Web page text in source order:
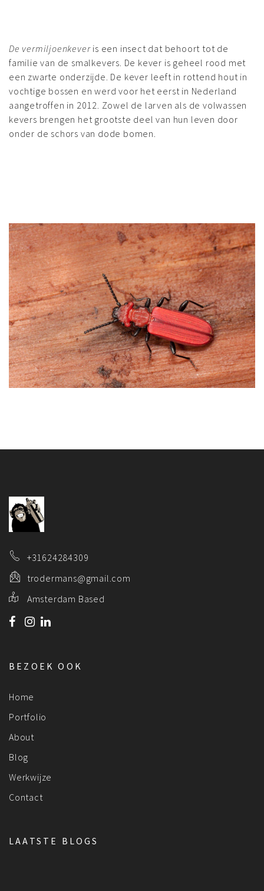
De vermiljoenkever is een insect dat behoort tot de
familie van de smalkevers. De kever is geheel rood met
een zwarte onderzijde. De kever leeft in rottend hout in
vochtige bossen en werd voor het eerst in Nederland
aangetroffen in 2012. Zowel de larven als de volwassen
kevers brengen het grootste deel van hun leven door
onder de schors van dode bomen.
+31624284309
trodermans@gmail.com
Amsterdam Based
BEZOEK OOK
Home
Portfolio
About
Blog
Werkwijze
Contact
LAATSTE BLOGS